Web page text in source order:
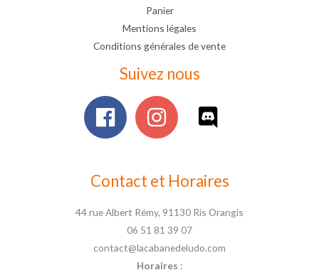
Panier
Mentions légales
Conditions générales de vente
Suivez nous
Contact et Horaires
44 rue Albert Rémy, 91130 Ris Orangis
06 51 81 39 07
contact@lacabanedeludo.com
Horaires :